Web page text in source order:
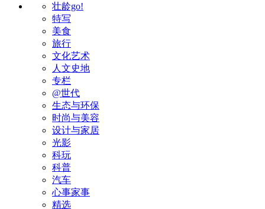
壮龄go!
特写
美食
旅行
文化艺术
人文史地
专栏
@世代
生态与环保
时尚与美容
设计与家居
光影
科玩
科普
汽车
心事家事
精选